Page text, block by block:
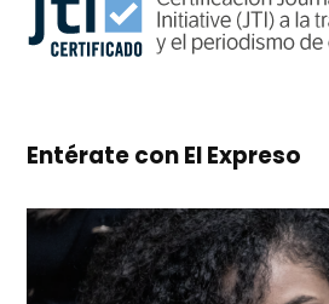
Entérate con El Expreso